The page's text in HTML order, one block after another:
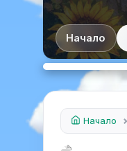
Начало
Начало